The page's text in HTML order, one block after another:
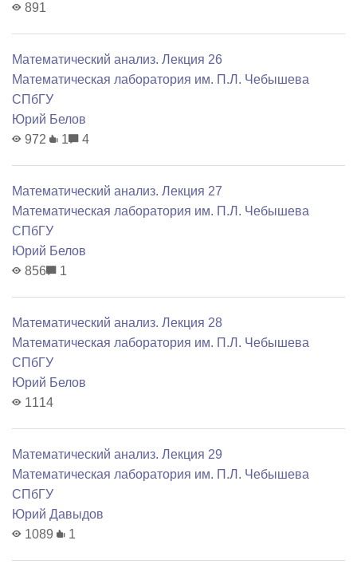
891
Математический анализ. Лекция 26
Математичеcкая лаборатория им. П.Л. Чебышева
СПбГУ
Юрий Белов
972
1 4
Математический анализ. Лекция 27
Математичеcкая лаборатория им. П.Л. Чебышева
СПбГУ
Юрий Белов
856
1
Математический анализ. Лекция 28
Математичеcкая лаборатория им. П.Л. Чебышева
СПбГУ
Юрий Белов
1114
Математический анализ. Лекция 29
Математичеcкая лаборатория им. П.Л. Чебышева
СПбГУ
Юрий Давыдов
1089
1